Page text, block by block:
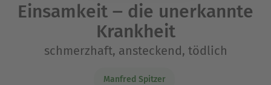
Einsamkeit ‒ die unerkannte
Krankheit
schmerzhaft, ansteckend, tödlich
Manfred Spitzer